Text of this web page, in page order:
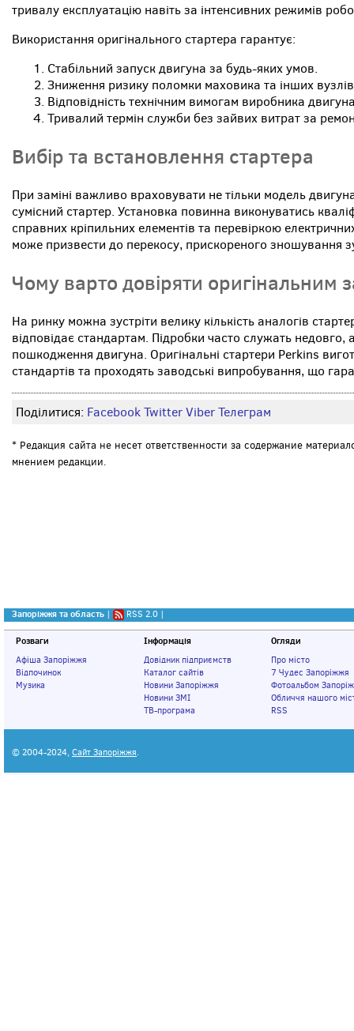
тривалу експлуатацію навіть за інтенсивних режимів
Використання оригінального стартера гарантує:
Стабільний запуск двигуна за будь-яких умов.
Зниження ризику поломки маховика та інших вузлів
Відповідність технічним вимогам виробника
Тривалий термін служби без зайвих витрат за
Вибір та встановлення стартера
При заміні важливо враховувати не тільки модель
сумісний стартер. Установка повинна виконуватись
справних кріпильних елементів та перевіркою
може призвести до перекосу, прискореного зношування
Чому варто довіряти оригінальним
На ринку можна зустріти велику кількість аналогів
відповідає стандартам. Підробки часто служать
пошкодження двигуна. Оригінальні стартери Perkins
стандартів та проходять заводські випробування, що
Поділитися: FacebookTwitterViberТелеграм
* Редакция сайта не несет ответственности за содержание
мнением редакции.
Запоріжжя та область | RSS 2.0 |
Розваги
Афіша Запоріжжя
Відпочинок
Музика
Інформація
Довідник підприємств
Каталог сайтів
Новини Запоріжжя
Новини ЗМІ
ТВ-програма
Огляди
Про місто
7 Чудес Запоріжжя
Фотоальбом
Обличчя нашого
RSS
© 2004-2024, Сайт Запоріжжя.